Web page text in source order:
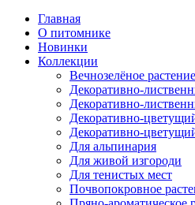
Главная
О питомнике
Новинки
Коллекции
Вечнозелёное растение
Декоративно-
Декоративно-
Декоративно-
Декоративно-
Для альпинария
Для живой изгороди
Для тенистых мест
Почвопокровное